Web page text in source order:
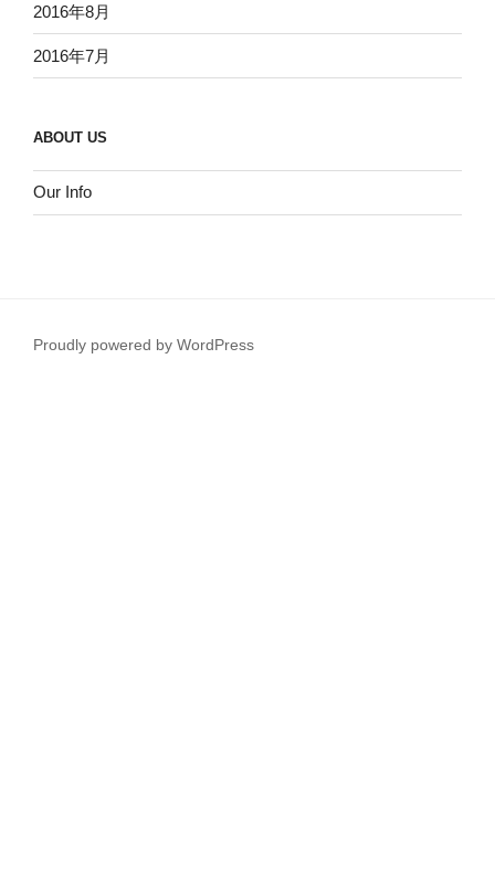
2016年8月
2016年7月
ABOUT US
Our Info
Proudly powered by WordPress